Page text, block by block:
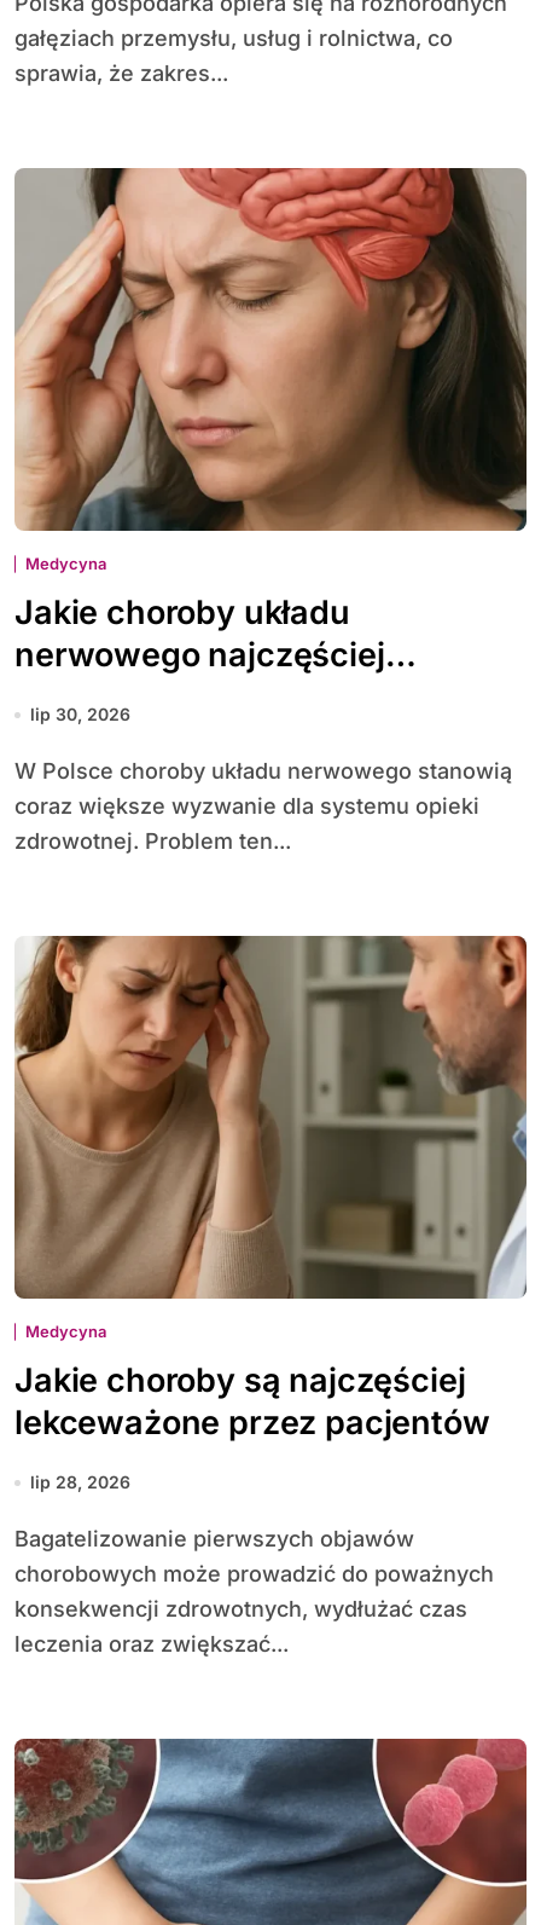
gałęziach przemysłu, usług i rolnictwa, co
sprawia, że zakres...
Medycyna
Jakie choroby układu
nerwowego najczęściej
diagnozuje się w Polsce
lip 30, 2026
W Polsce choroby układu nerwowego stanowią
coraz większe wyzwanie dla systemu opieki
zdrowotnej. Problem ten...
Medycyna
Jakie choroby są najczęściej
lekceważone przez pacjentów
lip 28, 2026
Bagatelizowanie pierwszych objawów
chorobowych może prowadzić do poważnych
konsekwencji zdrowotnych, wydłużać czas
leczenia oraz zwiększać...